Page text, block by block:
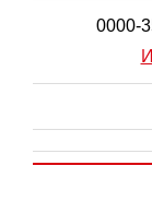
0000-